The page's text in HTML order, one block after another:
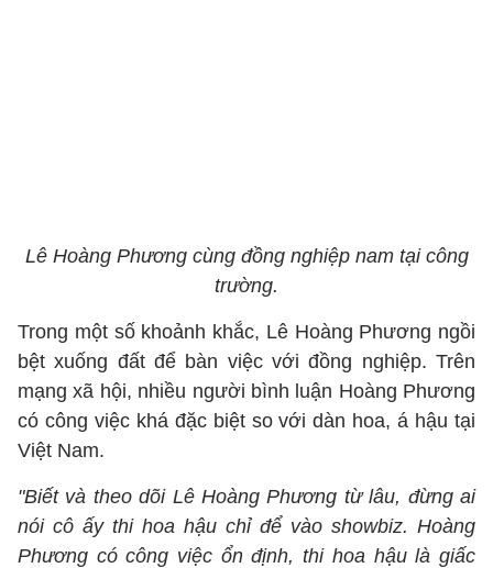
Lê Hoàng Phương cùng đồng nghiệp nam tại công
trường.
Trong một số khoảnh khắc, Lê Hoàng Phương ngồi
bệt xuống đất để bàn việc với đồng nghiệp. Trên
mạng xã hội, nhiều người bình luận Hoàng Phương
có công việc khá đặc biệt so với dàn hoa, á hậu tại
Việt Nam.
"Biết và theo dõi Lê Hoàng Phương từ lâu, đừng ai
nói cô ấy thi hoa hậu chỉ để vào showbiz. Hoàng
Phương có công việc ổn định, thi hoa hậu là giấc